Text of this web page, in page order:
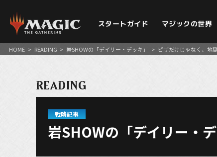
スタートガイド マジックの世界
HOME > READING > 岩SHOWの「デイリー・デッキ」 > ピザだけじゃなく、地
READING
戦略記事
岩SHOWの「デイリー・デ